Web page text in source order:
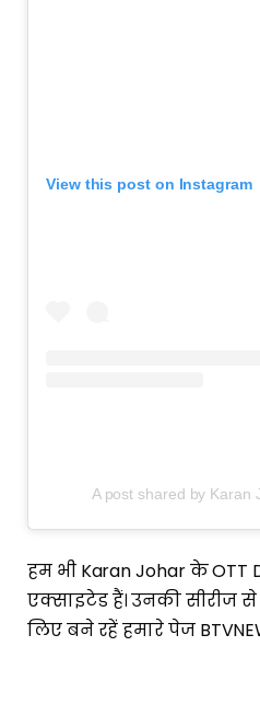
View this post on Instagram
A post shared by Karan
हम भी Karan Johar के
एक्साइटेड हैं। उनकी
लिए बने रहें हमारे पेज